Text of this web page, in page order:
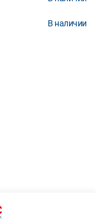
В наличии